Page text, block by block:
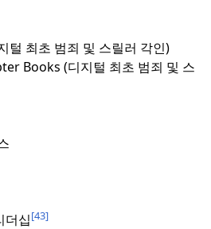
털 최초 범죄 및 스릴러 각인)
Books (디지털 최초 범죄 및 스
십[43]